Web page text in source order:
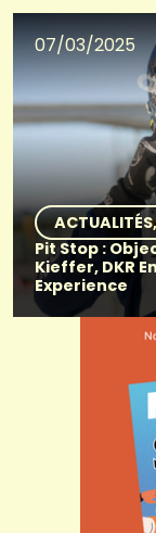
07/03/2025
ACTUALITÉS
Pit Stop :
Kieffer, DKR
Experience